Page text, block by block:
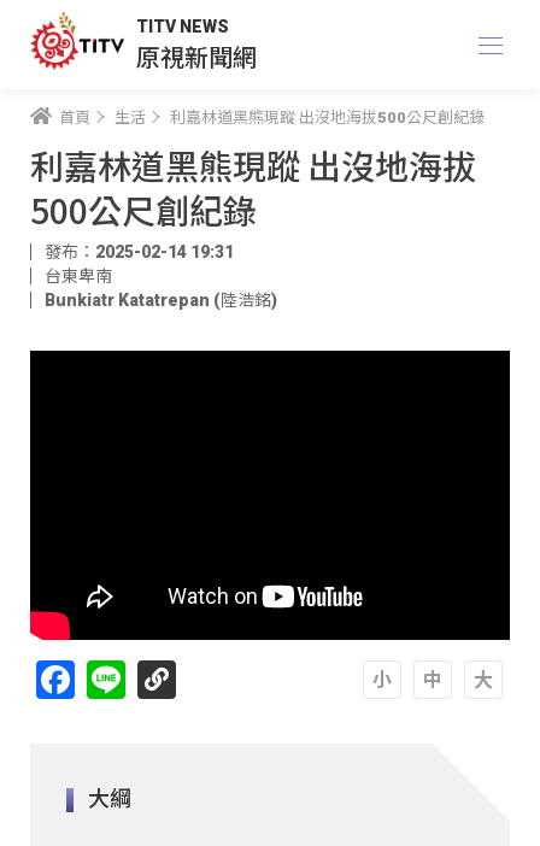
TITV NEWS
原視新聞網
首頁 生活 利嘉林道黑熊現蹤 出沒地海拔500公尺創紀錄
利嘉林道黑熊現蹤 出沒地海拔
500公尺創紀錄
發布：2025-02-14 19:31
台東卑南
Bunkiatr Katatrepan (陸浩銘)
Facebook
Line
大綱